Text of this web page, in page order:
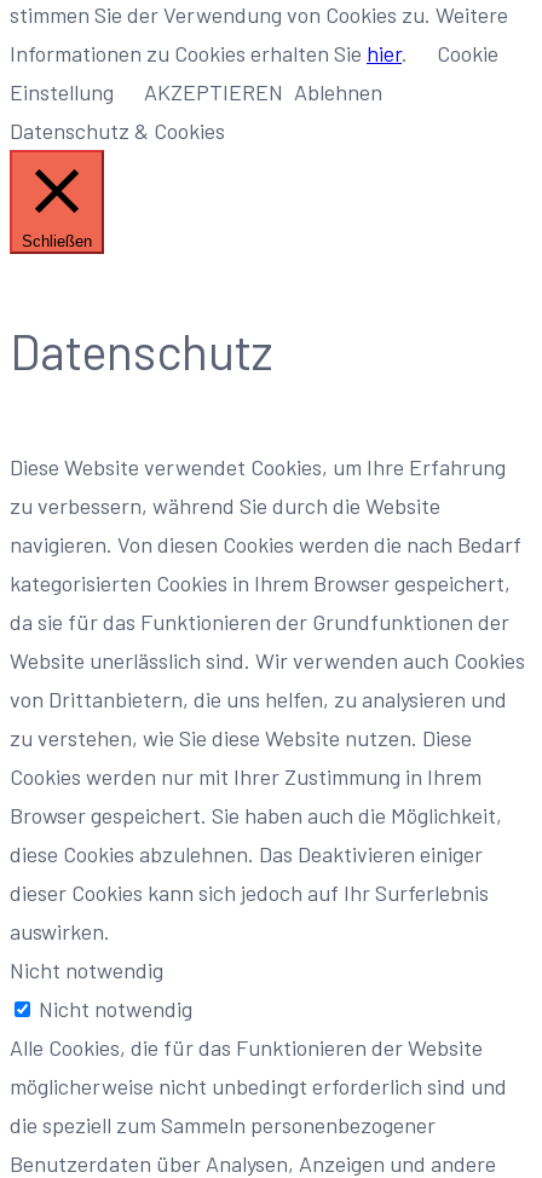
stimmen Sie der Verwendung von Cookies zu. Weitere
Informationen zu Cookies erhalten Sie hier.
Cookie
Einstellung
AKZEPTIEREN Ablehnen
Datenschutz & Cookies
Schließen
Datenschutz
Diese Website verwendet Cookies, um Ihre Erfahrung
zu verbessern, während Sie durch die Website
navigieren. Von diesen Cookies werden die nach Bedarf
kategorisierten Cookies in Ihrem Browser gespeichert,
da sie für das Funktionieren der Grundfunktionen der
Website unerlässlich sind. Wir verwenden auch Cookies
von Drittanbietern, die uns helfen, zu analysieren und
zu verstehen, wie Sie diese Website nutzen. Diese
Cookies werden nur mit Ihrer Zustimmung in Ihrem
Browser gespeichert. Sie haben auch die Möglichkeit,
diese Cookies abzulehnen. Das Deaktivieren einiger
dieser Cookies kann sich jedoch auf Ihr Surferlebnis
auswirken.
Nicht notwendig
Nicht notwendig
Alle Cookies, die für das Funktionieren der Website
möglicherweise nicht unbedingt erforderlich sind und
die speziell zum Sammeln personenbezogener
Benutzerdaten über Analysen, Anzeigen und andere